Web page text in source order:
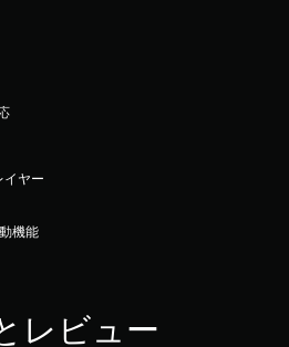
イヤー
機能
レビュー